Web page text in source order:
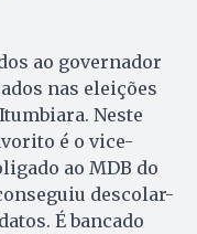
ao governador
nas eleições
Neste
é o vice-
ao MDB do
descolar-
É bancado